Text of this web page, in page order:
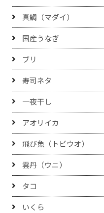
真鯛（マダイ）
国産うなぎ
ブリ
寿司ネタ
一夜干し
アオリイカ
飛び魚（トビウオ）
雲丹（ウニ）
タコ
いくら